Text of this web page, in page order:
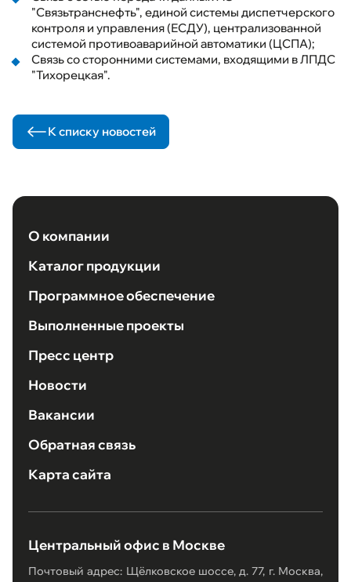
"Связьтранснефть", единой системы диспетчерского
контроля и управления (ЕСДУ), централизованной
системой противоаварийной автоматики (ЦСПА);
Связь со сторонними системами, входящими в ЛПДС
"Тихорецкая".
К списку новостей
О компании
Каталог продукции
Программное обеспечение
Выполненные проекты
Пресс центр
Новости
Вакансии
Обратная связь
Карта сайта
Центральный офис в Москве
Почтовый адрес: Щёлковское шоссе, д. 77, г. Москва,